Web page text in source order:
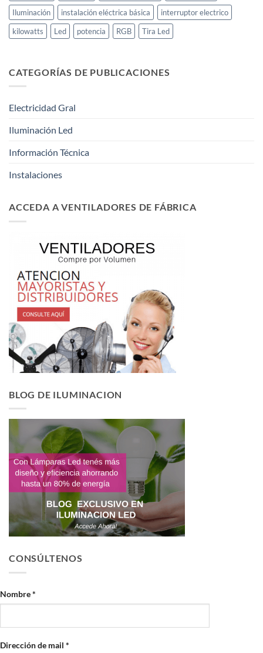
Iluminación
instalación eléctrica básica
interruptor electrico
kilowatts
Led potencia RGB Tira Led
CATEGORÍAS DE PUBLICACIONES
Electricidad Gral
Iluminación Led
Información Técnica
Instalaciones
ACCEDA A VENTILADORES DE FÁBRICA
BLOG DE ILUMINACION
CONSÚLTENOS
Nombre *
Dirección de mail *